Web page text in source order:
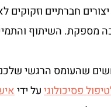
חברתיים
מספקת. השיתוף
שהעומס הרגשי
פסיכולוגיעל ידי